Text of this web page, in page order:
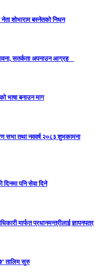
शोभाराम बस्नेतको निधन
सतर्कता अपनाउन आग्रह
भाषा बनाउन माग
सभा तथा नववर्ष २०८३ शुभकामना
दिनमा पनि सेवा दिने
मार्फत प्रधानमन्त्रीलाई ज्ञापनपत्र
तालिम सुरु